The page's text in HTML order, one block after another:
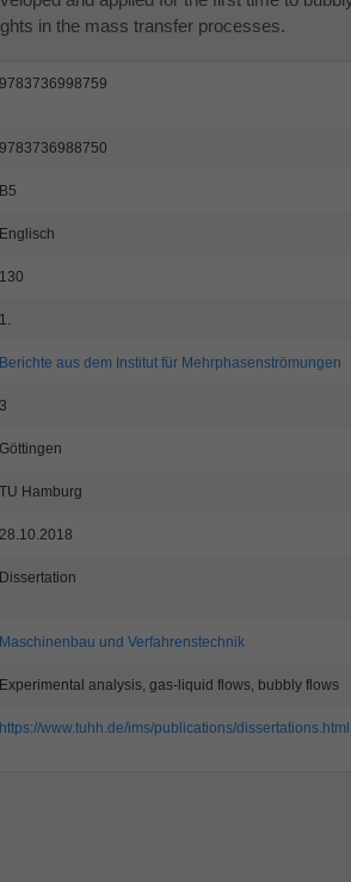
in the mass transfer processes.
9783736998759
9783736988750
B5
Englisch
130
1.
Berichte aus dem Institut für Mehrphasenströmungen
3
Göttingen
TU Hamburg
28.10.2018
Dissertation
Maschinenbau und Verfahrenstechnik
Experimental analysis, gas-liquid flows, bubbly flows
https://www.tuhh.de/ims/publications/dissertations.html